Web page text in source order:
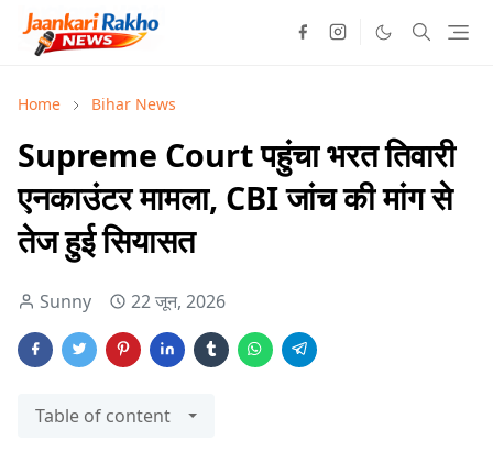
Home Bihar News
Supreme Court पहुंचा भरत तिवारी
एनकाउंटर मामला, CBI जांच की मांग से
तेज हुई सियासत
Sunny 22 जून, 2026
Table of content